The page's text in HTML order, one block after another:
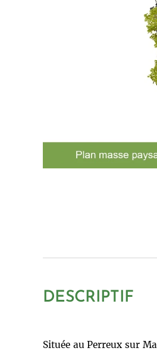
DESCRIPTIF
Située au Perreux sur